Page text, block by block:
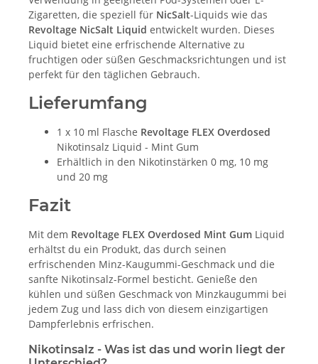
Zigaretten, die speziell für NicSalt-Liquids wie das
Revoltage NicSalt Liquid entwickelt wurden. Dieses
Liquid bietet eine erfrischende Alternative zu
fruchtigen oder süßen Geschmacksrichtungen und ist
perfekt für den täglichen Gebrauch.
Lieferumfang
1 x 10 ml Flasche Revoltage FLEX Overdosed
Nikotinsalz Liquid - Mint Gum
Erhältlich in den Nikotinstärken 0 mg, 10 mg
und 20 mg
Fazit
Mit dem Revoltage FLEX Overdosed Mint Gum Liquid
erhältst du ein Produkt, das durch seinen
erfrischenden Minz-Kaugummi-Geschmack und die
sanfte Nikotinsalz-Formel besticht. Genieße den
kühlen und süßen Geschmack von Minzkaugummi bei
jedem Zug und lass dich von diesem einzigartigen
Dampferlebnis erfrischen.
Nikotinsalz - Was ist das und worin liegt der